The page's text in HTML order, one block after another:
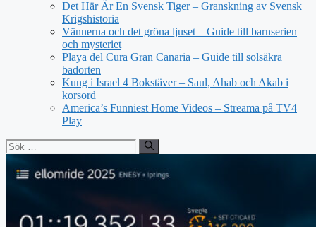
Det Här Är En Svensk Tiger – Granskning av Svensk
Krigshistoria
Vännerna och det gröna ljuset – Guide till barnserien
och mysteriet
Playa del Cura Gran Canaria – Guide till solsäkra
badorten
Kung i Israel 4 Bokstäver – Saul, Ahab och Akab i
korsord
America’s Funniest Home Videos – Streama på TV4
Play
Sök
efter: